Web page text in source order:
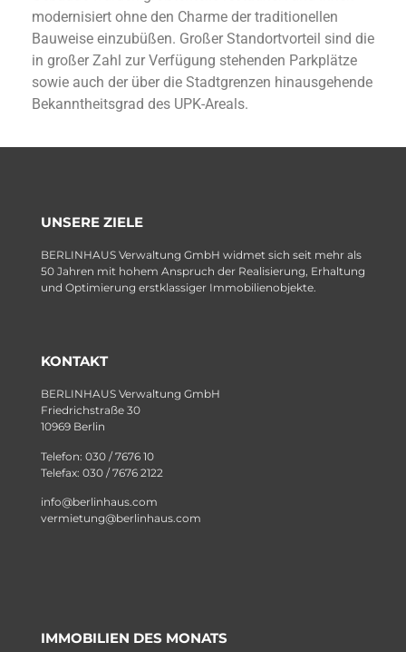
modernisiert ohne den Charme der traditionellen
Bauweise einzubüßen. Großer Standortvorteil sind die
in großer Zahl zur Verfügung stehenden Parkplätze
sowie auch der über die Stadtgrenzen hinausgehende
Bekanntheitsgrad des UPK-Areals.
UNSERE ZIELE
BERLINHAUS Verwaltung GmbH widmet sich seit mehr als
50 Jahren mit hohem Anspruch der Realisierung, Erhaltung
und Optimierung erstklassiger Immobilienobjekte.
KONTAKT
BERLINHAUS Verwaltung GmbH
Friedrichstraße 30
10969 Berlin
Telefon: 030 / 7676 10
Telefax: 030 / 7676 2122
info@berlinhaus.com
vermietung@berlinhaus.com
IMMOBILIEN DES MONATS